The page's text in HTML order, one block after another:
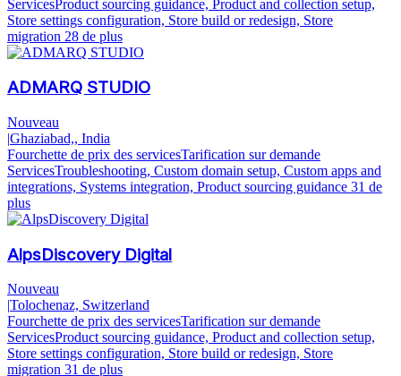
ServicesProduct sourcing guidance, Product and collection setup,
Store settings configuration, Store build or redesign, Store
migration 28 de plus
ADMARQ STUDIO
Nouveau
|Ghaziabad,, India
Fourchette de prix des servicesTarification sur demande
ServicesTroubleshooting, Custom domain setup, Custom apps and
integrations, Systems integration, Product sourcing guidance 31 de
plus
AlpsDiscovery Digital
Nouveau
|Tolochenaz, Switzerland
Fourchette de prix des servicesTarification sur demande
ServicesProduct sourcing guidance, Product and collection setup,
Store settings configuration, Store build or redesign, Store
migration 31 de plus